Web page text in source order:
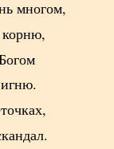
многом,
корню,